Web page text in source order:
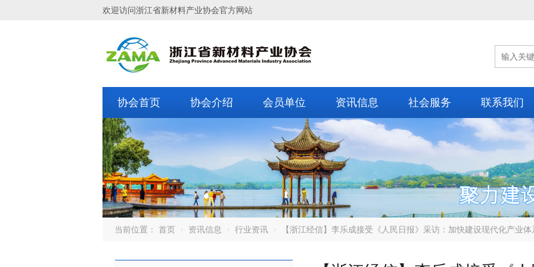
欢迎访问浙江省新材料产业协会官方网站
协会首页 协会介绍 会员单位 资讯信息 社会服务 联系我们
当前位置： 首页 资讯信息 行业资讯 【浙江经信】李乐成接受《人民日报》采访：加快建设现代化产业体